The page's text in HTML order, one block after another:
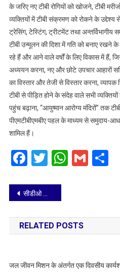
के जरिए नए टीबी रोगियों को खोजने, टीबी
व्यक्तियों में टीबी संक्रमण को रोकने के उद्देश्य
ट्रेसिंग, टेस्टिंग, ट्रीटमेंट तथा अन्तर्विभागीय
टीबी उन्मूलन की दिशा में गति को बनाए रखने
रहे हैं और आने वाले वर्षों के लिए विकास में हैं,
अध्ययन करना, नए और छोटे उपचार आहारों
का विस्तार और तेजी से विस्तार करना, व्यापक
टीबी से पीड़ित होने के संदेह वाले सभी
पहुंच बढ़ाना, “आयुष्मान आरोग्य मंदिरों” तक
पीएमटीबीएमबीए पहल के माध्यम से समुदाय-
शामिल हैं।
Facebook
TwitterGmail
Post
navigation
सीडीओ को कस्तूरबा विद्यालय परिसर में साफ सफाई व्यवस्था संतोषजनक नहीं पाई
RELATED POSTS
जल जीवन मिशन के अंतर्गत एक दिवसीय